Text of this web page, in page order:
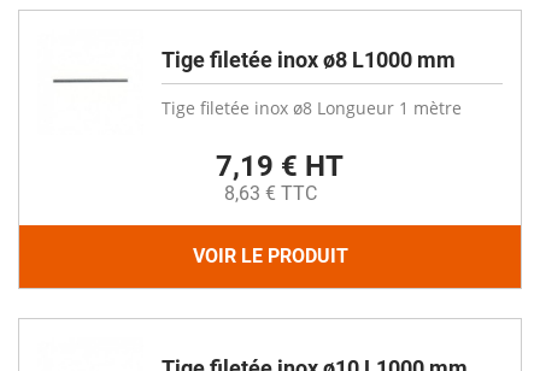
Tige filetée inox ø8 L1000 mm
Tige filetée inox ø8 Longueur 1 mètre
7,19 € HT
8,63 € TTC
VOIR LE PRODUIT